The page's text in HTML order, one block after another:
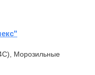
Морозильные